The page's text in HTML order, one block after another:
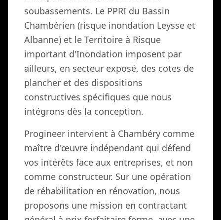
soubassements. Le PPRI du Bassin
Chambérien (risque inondation Leysse et
Albanne) et le Territoire à Risque
important d'Inondation imposent par
ailleurs, en secteur exposé, des cotes de
plancher et des dispositions
constructives spécifiques que nous
intégrons dès la conception.
Progineer intervient à Chambéry comme
maître d'œuvre indépendant qui défend
vos intérêts face aux entreprises, et non
comme constructeur. Sur une opération
de réhabilitation en rénovation, nous
proposons une mission en contractant